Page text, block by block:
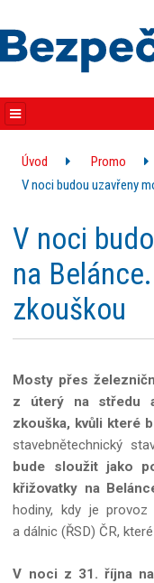
Úvod
Promo
V noci budou uzavřeny
V noci
na
zkouškou
Mosty přes
z úterý na středu
zkouška, kvůli které
stavebnětechnický
bude sloužit jako
křižovatky na
hodiny, kdy je provoz
a dálnic (ŘSD) ČR,
V noci z 31. října